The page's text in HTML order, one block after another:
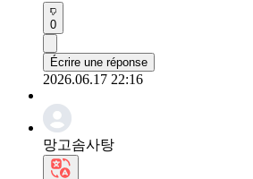
0
Écrire une réponse
2026.06.17 22:16
망고솜사탕